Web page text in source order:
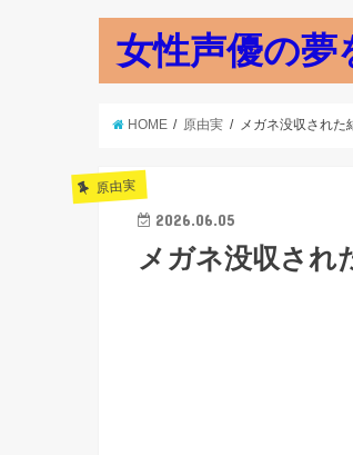
女性声優の
HOME 原由実 メガネ没収され
原由実
2026.06.05
メガネ没収さ